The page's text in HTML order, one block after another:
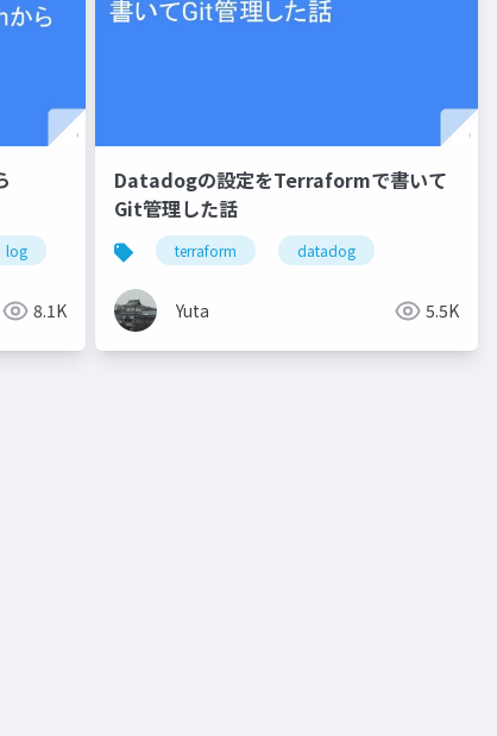
log
8.1K
Datadogの設定をTerraformで書いて
Git管理した話
terraform datadog
Yuta 5.5K